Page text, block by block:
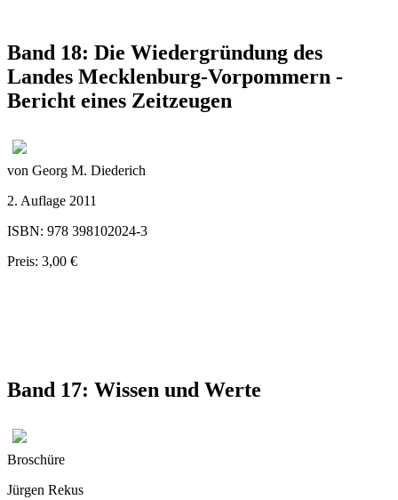
Band 18: Die Wiedergründung des
Landes Mecklenburg-Vorpommern -
Bericht eines Zeitzeugen
von Georg M. Diederich
2. Auflage 2011
ISBN: 978 398102024-3
Preis: 3,00 €
Band 17: Wissen und Werte
Broschüre
Jürgen Rekus